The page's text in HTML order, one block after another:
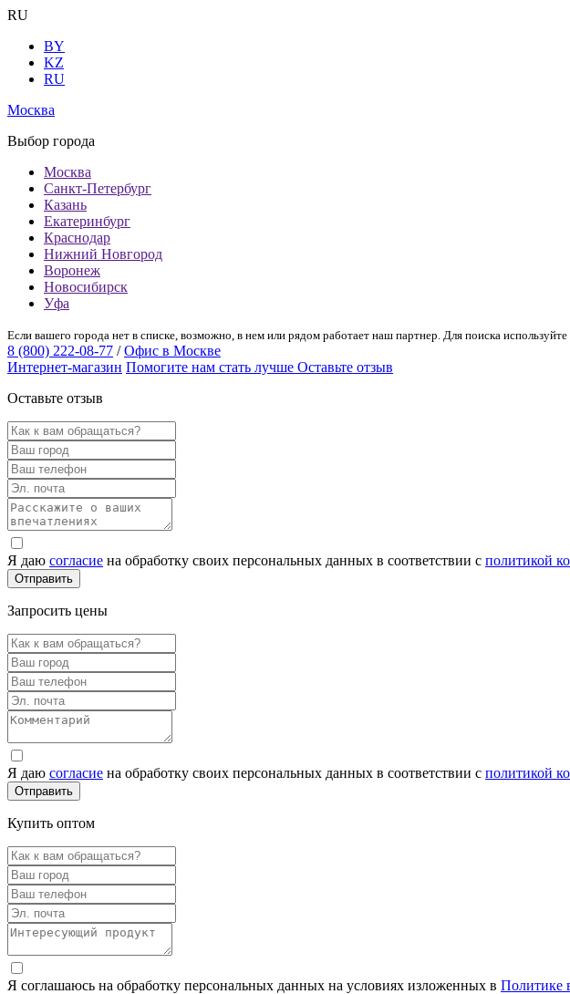
RU
BY
KZ
RU
Москва
Выбор города
Москва
Санкт-Петербург
Казань
Екатеринбург
Краснодар
Нижний Новгород
Воронеж
Новосибирск
Уфа
Если вашего города нет в списке, возможно, в нем или рядом работает наш партнер. Для поиска используйте
8 (800) 222-08-77 / Офис в Москве
Интернет-магазин Помогите нам стать лучше Оставьте отзыв
Оставьте отзыв
Я даю согласие на обработку своих персональных данных в соответствии с политикой
Запросить цены
Я даю согласие на обработку своих персональных данных в соответствии с политикой
Купить оптом
Я соглашаюсь на обработку персональных данных на условиях изложенных в Политике